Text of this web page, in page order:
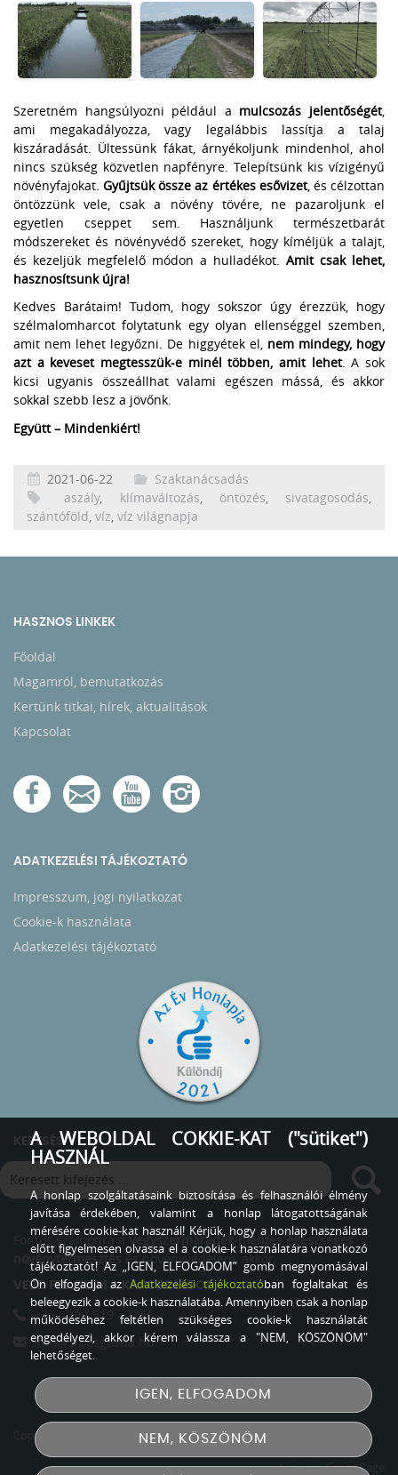
Szeretném hangsúlyozni például a mulcsozás jelentőségét,
ami megakadályozza, vagy legalábbis lassítja a talaj
kiszáradását. Ültessünk fákat, árnyékoljunk mindenhol, ahol
nincs szükség közvetlen napfényre. Telepítsünk kis vízigényű
növényfajokat.Gyűjtsük össze az értékes esővizet, és célzottan
öntözzünk vele, csak a növény tövére, ne pazaroljunk el
egyetlen cseppet sem. Használjunk természetbarát
módszereket és növényvédő szereket, hogy kíméljük a talajt,
és kezeljük megfelelő módon a hulladékot. Amit csak lehet,
hasznosítsunk újra!
Kedves Barátaim! Tudom, hogy sokszor úgy érezzük, hogy
szélmalomharcot folytatunk egy olyan ellenséggel szemben,
amit nem lehet legyőzni. De higgyétek el, nem mindegy, hogy
azt a keveset megtesszük-e minél többen, amit lehet. A sok
kicsi ugyanis összeállhat valami egészen mássá, és akkor
sokkal szebb lesz a jövőnk.
Együtt – Mindenkiért!
2021-06-22
Szaktanácsadás
aszály, klímaváltozás, öntözés, sivatagosodás,
szántóföld, víz, víz világnapja
HASZNOS LINKEK
Főoldal
Magamról, bemutatkozás
Kertünk titkai, hírek, aktualitások
Kapcsolat
ADATKEZELÉSI TÁJÉKOZTATÓ
Impresszum, jogi nyilatkozat
Cookie-k használata
Adatkezelési tájékoztató
KERESÉS
Fontos számodra aVegyszermaradék-mentes egészséges
növénytermesztés és növényvédelem, akkor
VEDD FEL VELEM A KAPCSOLATOT
+36 - 20 / 519 - 2745
info@siposgazda.hu
Copyright © 2026 Sipos Gazda Minden jog fenntartva!
Created by GrandPage
A WEBOLDAL COKKIE-KAT ("sütiket")
HASZNÁL
A honlap szolgáltatásaink biztosítása és felhasználói élmény
javítása érdekében, valamint a honlap látogatottságának
mérésére cookie-kat használ! Kérjük, hogy a honlap használata
előtt figyelmesen olvassa el a cookie-k használatára vonatkozó
tájékoztatót! Az „IGEN, ELFOGADOM” gomb megnyomásával
Ön elfogadja azAdatkezelési tájékoztatóban foglaltakat és
beleegyezik a cookie-k használatába. Amennyiben csak a honlap
működéséhez feltétlen szükséges cookie-k használatát
engedélyezi, akkor kérem válassza a "NEM, KÖSZÖNÖM"
lehetőséget.
IGEN, ELFOGADOM
NEM, KÖSZÖNÖM